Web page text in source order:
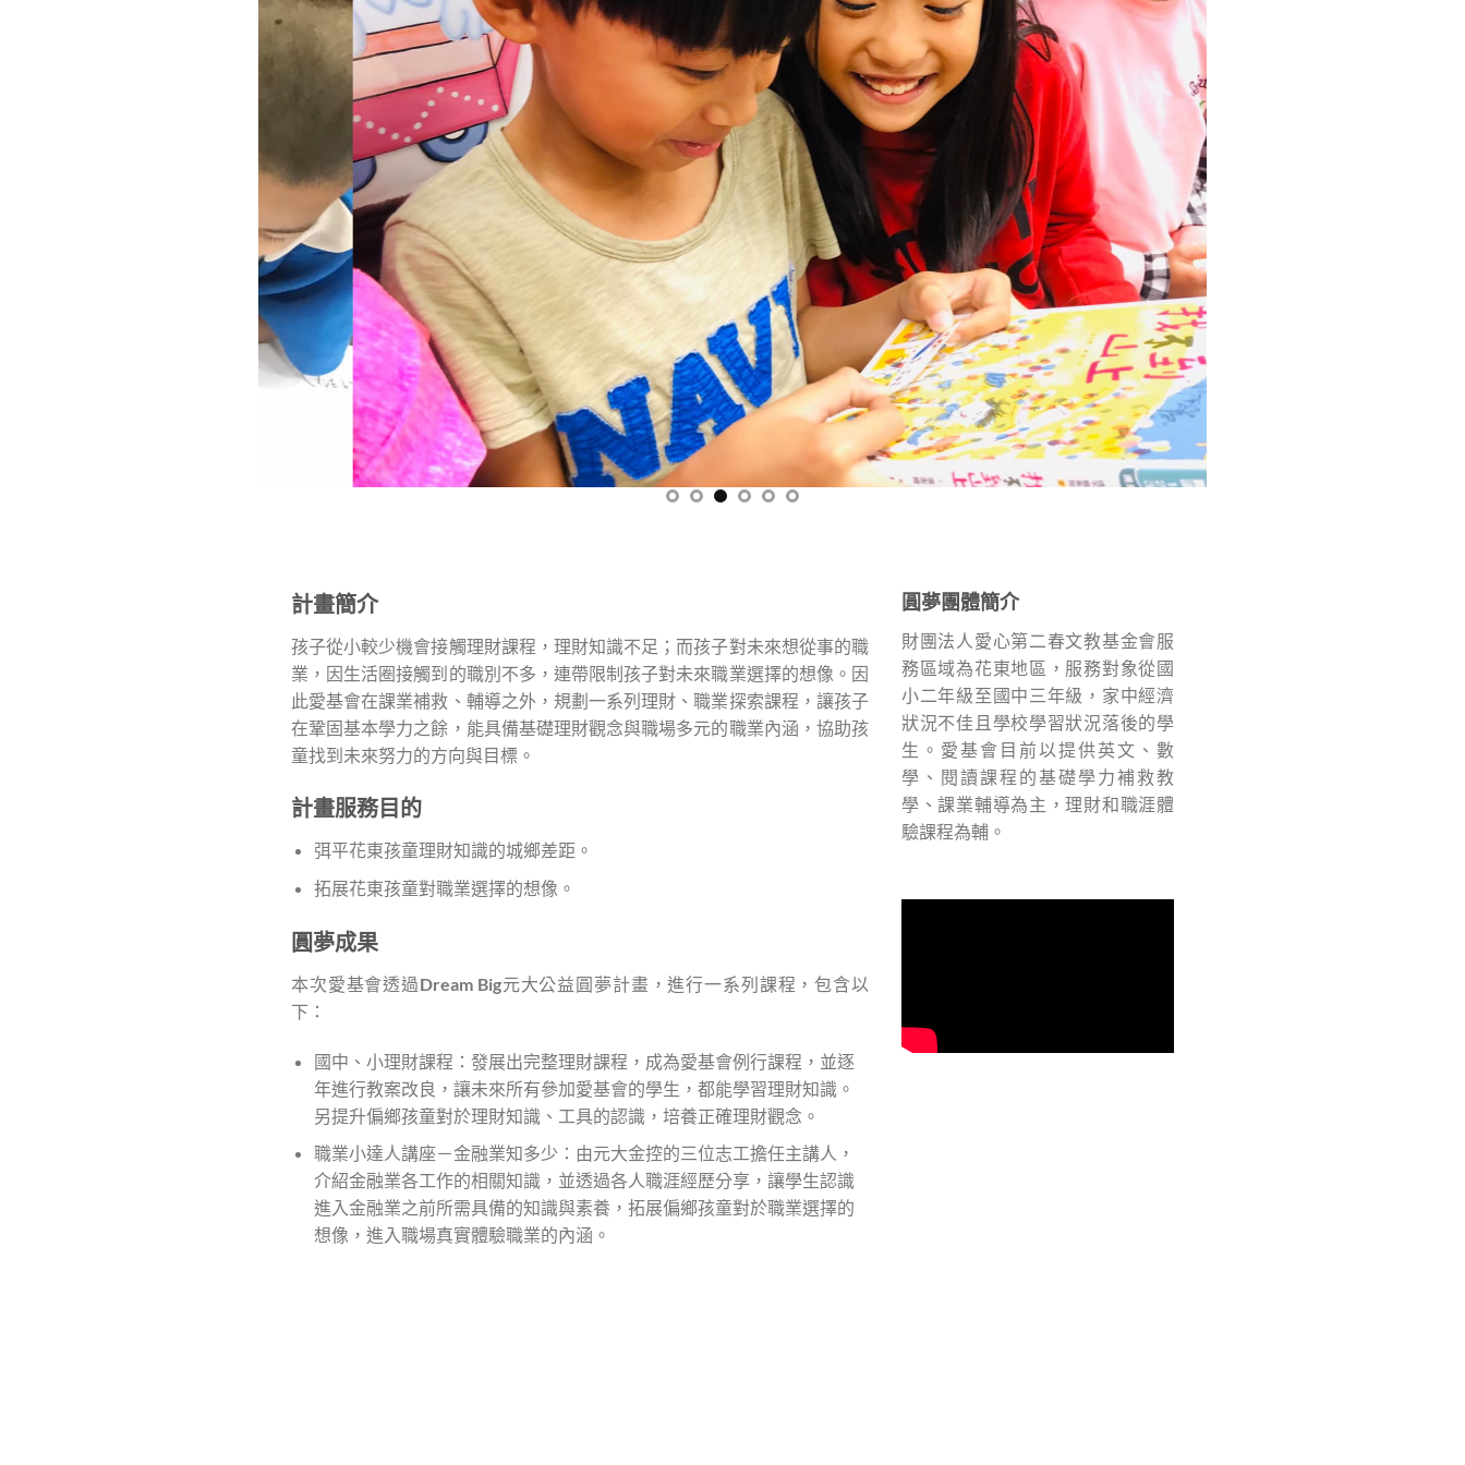
計畫簡介
孩子從小較少機會接觸理財課程，理財知識不足；而孩子對未來想從事的職
業，因生活圈接觸到的職別不多，連帶限制孩子對未來職業選擇的想像。因
此愛基會在課業補救、輔導之外，規劃一系列理財、職業探索課程，讓孩子
在鞏固基本學力之餘，能具備基礎理財觀念與職場多元的職業內涵，協助孩
童找到未來努力的方向與目標。
計畫服務目的
弭平花東孩童理財知識的城鄉差距。
拓展花東孩童對職業選擇的想像。
圓夢成果
本次愛基會透過Dream Big元大公益圓夢計畫，進行一系列課程，包含以
下：
國中、小理財課程：發展出完整理財課程，成為愛基會例行課程，並逐
年進行教案改良，讓未來所有參加愛基會的學生，都能學習理財知識。
另提升偏鄉孩童對於理財知識、工具的認識，培養正確理財觀念。
職業小達人講座－金融業知多少：由元大金控的三位志工擔任主講人，
介紹金融業各工作的相關知識，並透過各人職涯經歷分享，讓學生認識
進入金融業之前所需具備的知識與素養，拓展偏鄉孩童對於職業選擇的
想像，進入職場真實體驗職業的內涵。
圓夢團體簡介
財團法人愛心第二春文教基金會服
務區域為花東地區，服務對象從國
小二年級至國中三年級，家中經濟
狀況不佳且學校學習狀況落後的學
生。愛基會目前以提供英文、數
學、閱讀課程的基礎學力補救教
學、課業輔導為主，理財和職涯體
驗課程為輔。